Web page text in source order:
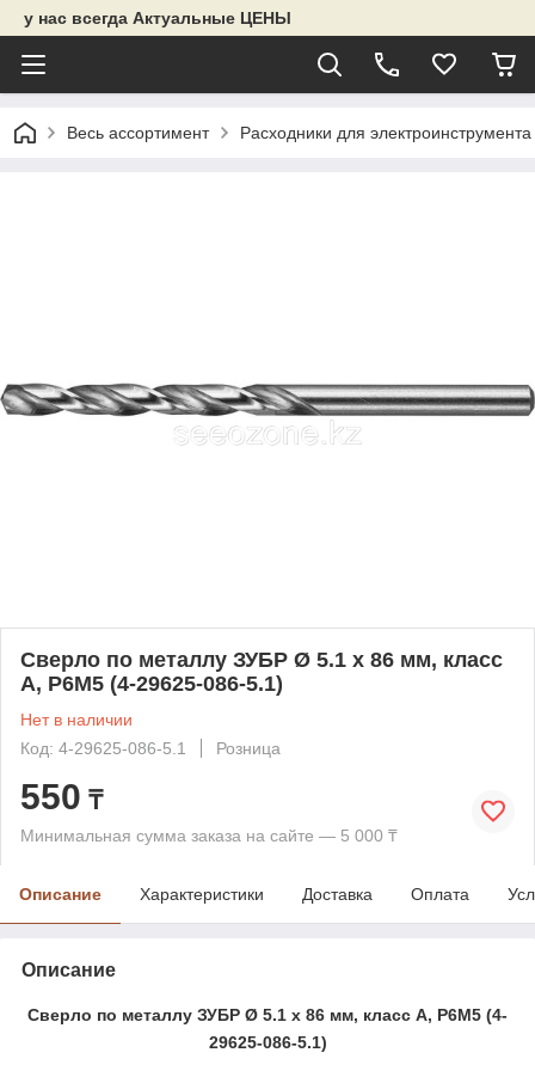
у нас всегда Актуальные ЦЕНЫ
Весь ассортимент Расходники для электроинструмента
Сверло по металлу ЗУБР Ø 5.1 x 86 мм, класс
А, Р6М5 (4-29625-086-5.1)
Нет в наличии
Код: 4-29625-086-5.1
Розница
550 ₸
Минимальная сумма заказа на сайте — 5 000 ₸
Описание Характеристики Доставка Оплата
Описание
Сверло по металлу ЗУБР Ø 5.1 x 86 мм, класс А, Р6М5 (4-
29625-086-5.1)